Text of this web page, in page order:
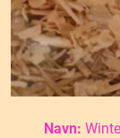
Navn: